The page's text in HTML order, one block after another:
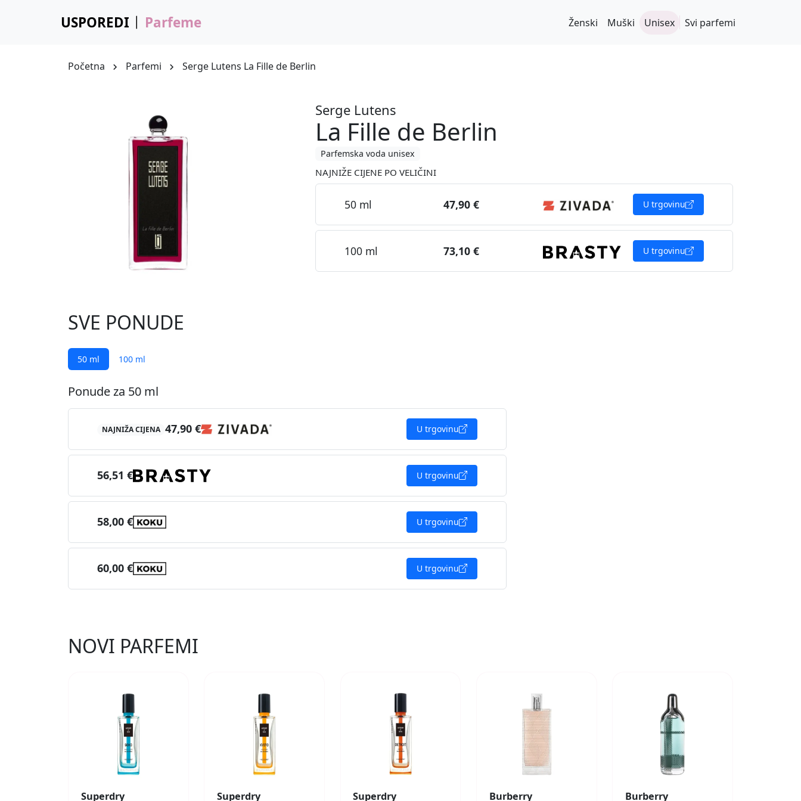
USPOREDI Parfeme Ženski Muški Unisex Svi parfemi
Početna Parfemi Serge Lutens La Fille de Berlin
Serge Lutens
La Fille de Berlin
Parfemska voda unisex
NAJNIŽE CIJENE PO VELIČINI
50 ml 47,90 € U trgovinu
100 ml 73,10 € U trgovinu
SVE PONUDE
50 ml 100 ml
Ponude za 50 ml
NAJNIŽA CIJENA 47,90 € U trgovinu
56,51 € U trgovinu
58,00 € U trgovinu
60,00 € U trgovinu
NOVI PARFEMI
Superdry Superdry Superdry Burberry Burberry